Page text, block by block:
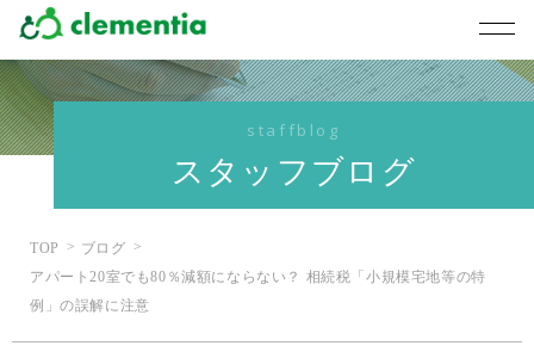
staffblog
スタッフブログ
TOP
ブログ
アパート20室でも80％減額にならない？ 相続税「小規模宅地等の特
例」の誤解に注意